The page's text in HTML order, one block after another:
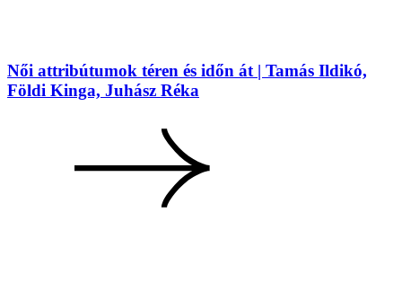
Női attribútumok téren és időn át | Tamás Ildikó,
Földi Kinga, Juhász Réka